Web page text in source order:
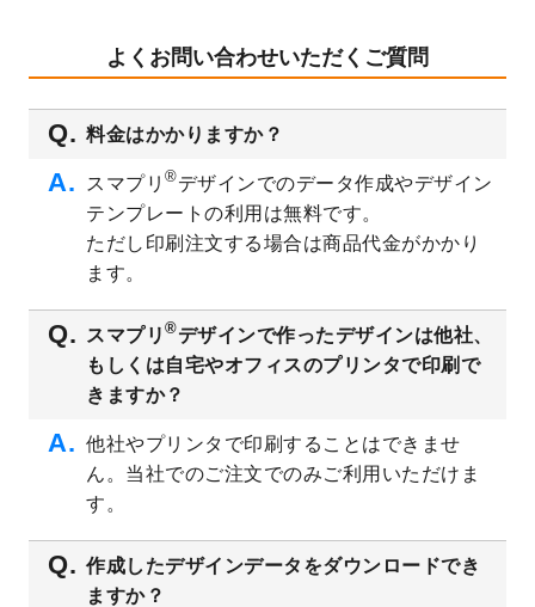
オリジナルサイズ、変型サイズで作成でき
るようになりました！
2023/8/18
チケットのデザインテンプレートを追加し
ました。
2023/8/7
【新商品】チケット
が作成できるようにな
りました！
美容・エステのチラシデザインテンプレー
トを追加しました。
いたしました。
2023/6/12
うちわのデザインテンプレート
を公開いた
しました。
を公開いたしました。
2023/5/9
書類カバー（見積書表紙）のデザインテン
追加しました。
2023/4/20
よくお問い合わせいただくご質問
料金はかかりますか？
スマプリ ®デザインでのデータ作成やデザイン
テンプレートの利用は無料です。
ただし印刷注文する場合は商品代金がかかり
ます。
スマプリ ®デザインで作ったデザインは他社、
もしくは自宅やオフィスのプリンタで印刷で
きますか？
他社やプリンタで印刷することはできませ
ん。当社でのご注文でのみご利用いただけま
す。
作成したデザインデータをダウンロードでき
ますか？